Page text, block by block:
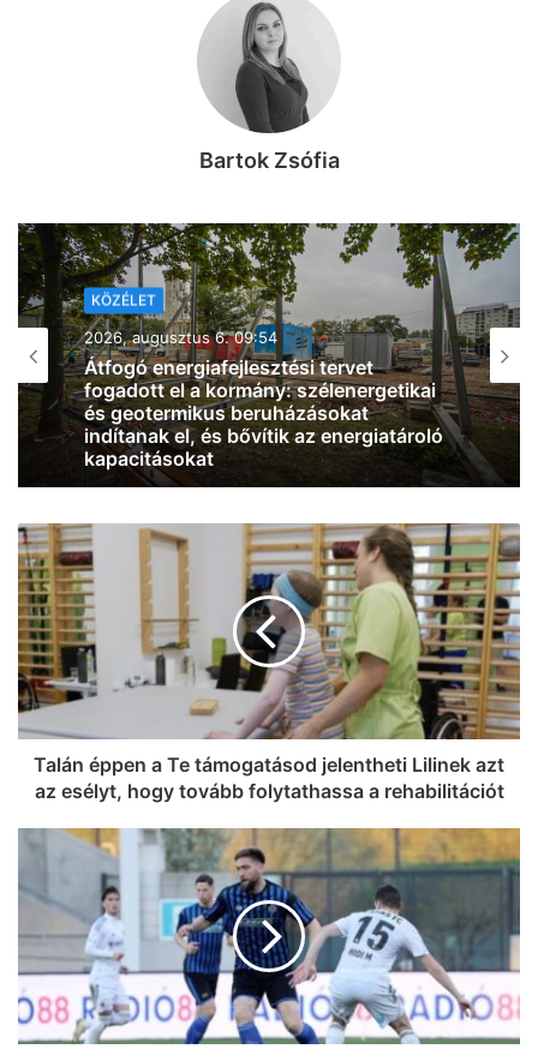
Bartok Zsófia
KÖZÉLET
2026, augusztus 6. 08:26
Jó hír: már kilenc centit emelkedett a
Duna vízállása, és eső várható az
osztrák vízgyűjtőkön
Talán éppen a Te támogatásod jelentheti Lilinek azt
az esélyt, hogy tovább folytathassa a rehabilitációt